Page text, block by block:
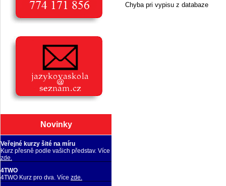
Novinky
Veřejné kurzy šité na míru
Kurz přesně podle vašich představ. Více
zde.
4TWO
4TWO Kurz pro dva. Více zde.
Chyba pri vypisu z databaze